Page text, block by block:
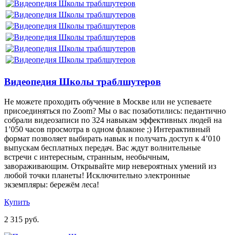
Видеопедия Школы траблшутеров
Не можете проходить обучение в Москве или не успеваете
присоединяться по Zoom? Мы о вас позаботились: педантично
собрали видеозаписи по 324 навыкам эффективных людей на
1’050 часов просмотра в одном флаконе ;) Интерактивный
формат позволяет выбирать навык и получать доступ к 4’010
выпускам бесплатных передач. Вас ждут волнительные
встречи с интересным, странным, необычным,
завораживающим. Открывайте мир невероятных умений из
любой точки планеты! Исключительно электронные
экземпляры: бережём леса!
Купить
2 315 руб.